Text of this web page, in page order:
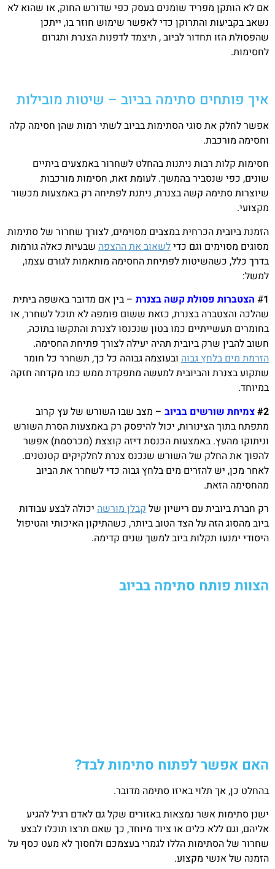
אם לא הותקן מפריד שומנים בעסק כפי שדורש החוק, או שהוא לא
נשאב בקביעות והתרוקן כדי לאפשר שימוש חוזר בו, ייתכן
שהפסולת הזו תחדור לביוב , תיצמד לדפנות הצנרת ותגרום
לחסימות.
איך פותחים סתימה בביוב – שיטות מובילות
אפשר לחלק את סוגי הסתימות בביוב לשתי רמות שהן חסימה קלה
וחסימה מורכבת.
חסימות קלות רבות ניתנות בהחלט לשחרור באמצעים ביתיים
שונים, כפי שנסביר בהמשך. לעומת זאת, חסימות מורכבות
שיוצרות סתימה קשה בצנרת, ניתנת לפתיחה רק באמצעות מכשור
מקצועי.
הזמנת ביובית הכרחית במצבים מסוימים, לצורך שחרור של סתימות
מסוגים מסוימים וגם כדילשאוב את ההצפה שבעיות כאלה גורמות
בדרך כלל, כשהשיטות לפתיחת החסימה מותאמות לגורם עצמו,
למשל:
#1 הצטברות פסולת קשה בצנרת – בין אם מדובר באשפה ביתית
שהלכה והצטברה בצנרת, כזאת ששום פומפה לא תוכל לשחרר, או
בחומרים תעשייתיים כמו בטון שנכנסו לצנרת והתקשו בתוכה,
חשוב להבין שרק ביובית תהיה יעילה לצורך פתיחת החסימה.
הזרמת מים בלחץ גבוה ובעוצמה גבוהה כל כך, תשחרר כל חומר
שתקוע בצנרת והביובית למעשה מתפקדת ממש כמו מקדחה חזקה
במיוחד.
#2צמיחת שורשים בביוב – מצב שבו השורש של עץ קרוב
מתפתח בתוך הצינורות, יכול להיפסק רק באמצעות הסרת השורש
וניתוקו מהעץ. באמצעות הכנסת דיזה קוצצת (מכרסמת) אפשר
להפוך את החלק של השורש שנכנס צנרת לחלקיקים קטנטנים.
לאחר מכן, יש להזרים מים בלחץ גבוה כדי לשחרר את הביוב
מהחסימה הזאת.
רק חברת ביובית עם רישיון שלקבלן מורשה יכולה לבצע עבודות
ביוב מהסוג הזה על הצד הטוב ביותר, כשהתיקון האיכותי והטיפול
היסודי ימנעו תקלות ביוב למשך שנים קדימה.
הצוות פותח סתימה בביוב
האם אפשר לפתוח סתימות לבד?
בהחלט כן, אך תלוי באיזו סתימה מדובר.
ישנן סתימות אשר נמצאות באזורים שקל גם לאדם רגיל להגיע
אליהם, וגם ללא כלים או ציוד מיוחד, כך שאם תרצו תוכלו לבצע
שחרור של הסתימות הללו לגמרי בעצמכם ולחסוך לא מעט כסף על
הזמנה של אנשי מקצוע.